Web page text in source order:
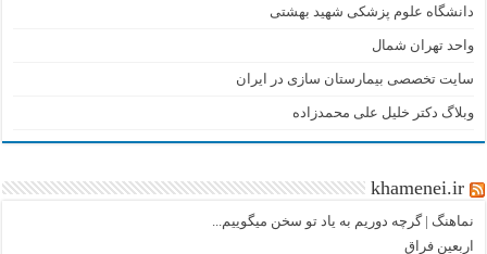
دانشگاه علوم پزشکی شهید بهشتی
واحد تهران شمال
سایت تخصصی بیمارستان سازی در ایران
وبلاگ دکتر خلیل علی محمدزاده
khamenei.ir
نماهنگ |‌ گرچه دوریم به یاد تو سخن میگوییم...
اربعین فراق